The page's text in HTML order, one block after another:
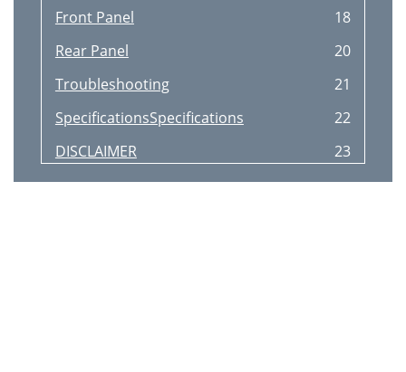
Front Panel
18
Rear Panel
20
Troubleshooting
21
SpecificationsSpecifications
22
DISCLAIMER
23
Precautions
24